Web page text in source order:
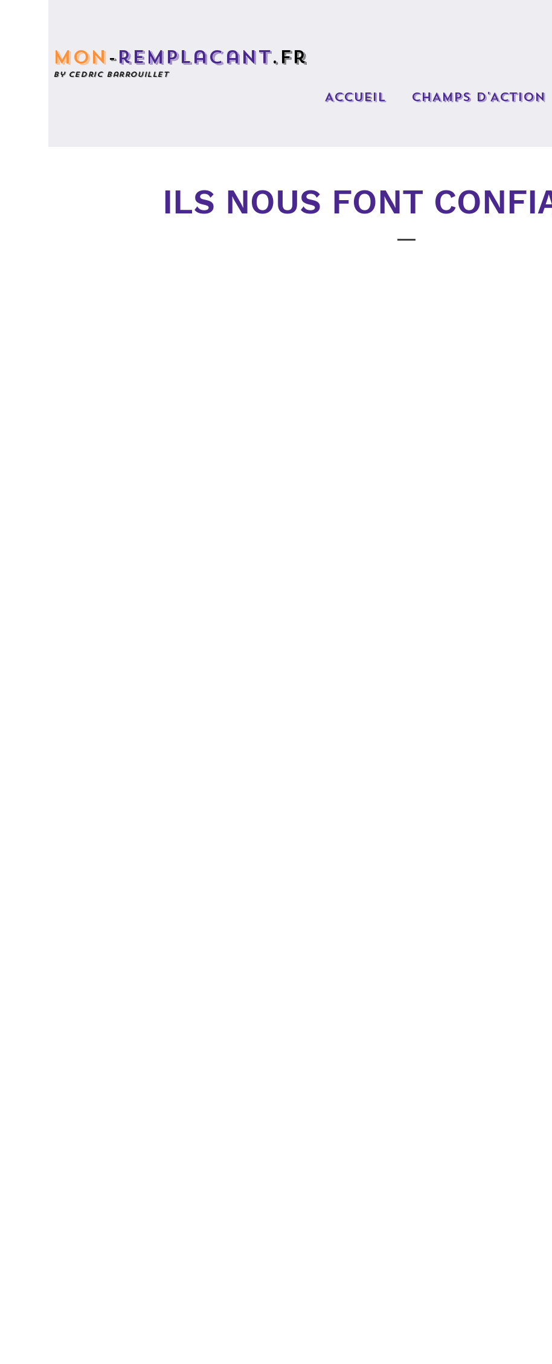
mon-remplacant.fr
by cedric barrouillet
ACCUEIL CHAMPS D'ACTION
ILS NOUS FONT